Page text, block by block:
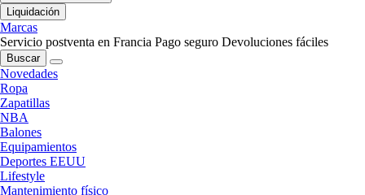
Liquidación
Marcas
Servicio postventa en Francia Pago seguro Devoluciones fáciles
Buscar
Novedades
Ropa
Zapatillas
NBA
Balones
Equipamientos
Deportes EEUU
Lifestyle
Mantenimiento físico